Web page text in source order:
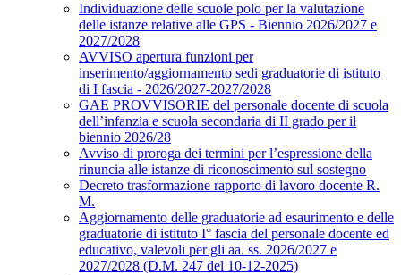
Individuazione delle scuole polo per la valutazione
delle istanze relative alle GPS - Biennio 2026/2027 e
2027/2028
AVVISO apertura funzioni per
inserimento/aggiornamento sedi graduatorie di istituto
di I fascia - 2026/2027-2027/2028
GAE PROVVISORIE del personale docente di scuola
dell’infanzia e scuola secondaria di II grado per il
biennio 2026/28
Avviso di proroga dei termini per l’espressione della
rinuncia alle istanze di riconoscimento sul sostegno
Decreto trasformazione rapporto di lavoro docente R.
M.
Aggiornamento delle graduatorie ad esaurimento e delle
graduatorie di istituto I° fascia del personale docente ed
educativo, valevoli per gli aa. ss. 2026/2027 e
2027/2028 (D.M. 247 del 10-12-2025)